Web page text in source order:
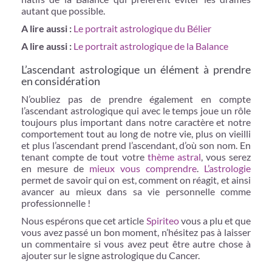
autant que possible.
A lire aussi : Le portrait astrologique du Bélier
A lire aussi : Le portrait astrologique de la Balance
L’ascendant astrologique un élément à prendre
en considération
N’oubliez pas de prendre également en compte
l’ascendant astrologique qui avec le temps joue un rôle
toujours plus important dans notre caractère et notre
comportement tout au long de notre vie, plus on vieilli
et plus l’ascendant prend l’ascendant, d’où son nom. En
tenant compte de tout votre thème astral, vous serez
en mesure de mieux vous comprendre. L’astrologie
permet de savoir qui on est, comment on réagit, et ainsi
avancer au mieux dans sa vie personnelle comme
professionnelle !
Nous espérons que cet article Spiriteovous a plu et que
vous avez passé un bon moment, n’hésitez pas à laisser
un commentaire si vous avez peut être autre chose à
ajouter sur le signe astrologique du Cancer.